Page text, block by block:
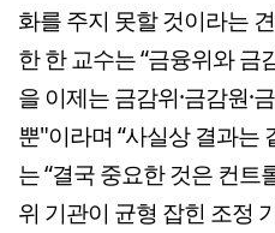
화를 주지 못할 것이라는
한 한 교수는 “금융위와 금
을 이제는 금감위·금감원·
뿐"이라며 “사실상 결과는
는 “결국 중요한 것은 컨
위 기관이 균형 잡힌 조정